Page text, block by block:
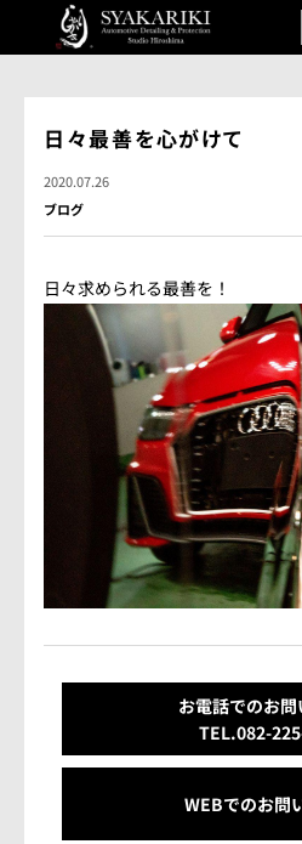
プロテクションフィルム
カーフィルム
カーラッピング
ガラス研磨
しゃかりきについて
施工事例
各メニュー料金表
会社概要
アクセス情報
お気軽にお問い合
TEL.082-
LINEでお
日々最善を心がけて
2020.07.26
ブログ
日々求められる最善を！
お電話でのお
TEL.082-
WEBでのお問